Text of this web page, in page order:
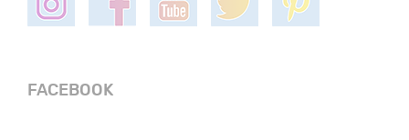
FACEBOOK